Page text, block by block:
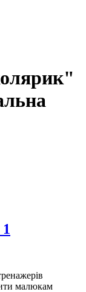
малюкам